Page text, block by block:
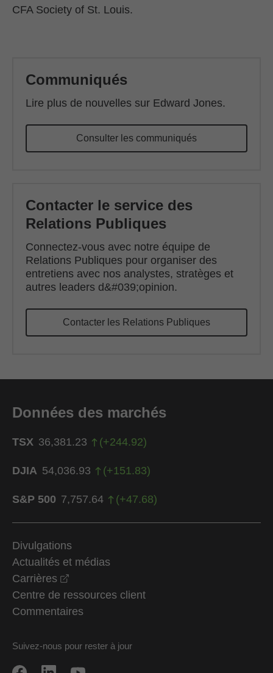
CFA Society of St. Louis.
Communiqués
Lire plus de nouvelles sur Edward Jones.
Consulter les communiqués
Contacter le service des
Relations Publiques
Connectez-vous avec notre équipe de
Relations Publiques pour organiser des
entretiens avec nos analystes, stratèges et
autres leaders d&#039;opinion.
Contacter les Relations Publiques
Données des marchés
TSX 36,381.23 (+244.92)
DJIA 54,036.93 (+151.83)
S&P 500 7,757.64 (+47.68)
Divulgations
Actualités et médias
Carrières
Centre de ressources client
Commentaires
Suivez-nous pour rester à jour